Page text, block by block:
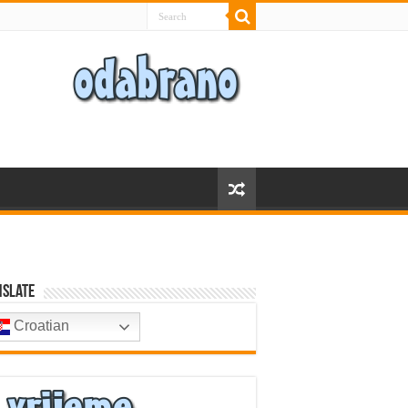
Croatian